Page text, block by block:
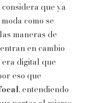
que ya
como se
maneras de
en cambio
digital que
eso que
, entendiendo